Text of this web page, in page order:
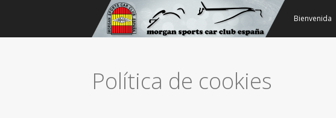
Bienvenida
Política de cookies